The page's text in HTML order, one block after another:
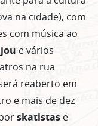
na cidade), com
com música ao
e vários
na rua
reaberto em
e mais de dez
skatistas e